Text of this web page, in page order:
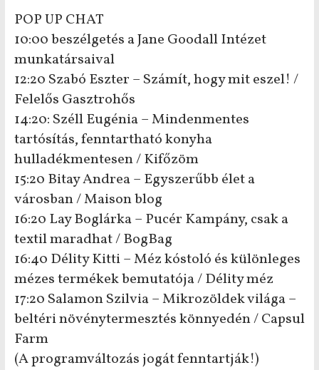
POP UP CHAT
10:00 beszélgetés a Jane Goodall Intézet
munkatársaival
12:20 Szabó Eszter – Számít, hogy mit eszel! /
Felelős Gasztrohős
14:20: Széll Eugénia – Mindenmentes
tartósítás, fenntartható konyha
hulladékmentesen / Kifőzöm
15:20 Bitay Andrea – Egyszerűbb élet a
városban / Maison blog
16:20 Lay Boglárka – Pucér Kampány, csak a
textil maradhat / BogBag
16:40 Délity Kitti – Méz kóstoló és különleges
mézes termékek bemutatója / Délity méz
17:20 Salamon Szilvia – Mikrozöldek világa –
beltéri növénytermesztés könnyedén / Capsul
Farm
(A programváltozás jogát fenntartják!)